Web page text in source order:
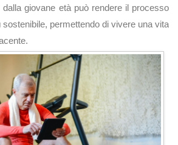
dalla giovane età può rendere il processo
permettendo di vivere una vita